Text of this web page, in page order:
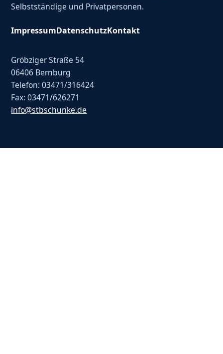
Selbstständige und Privatpersonen.
ImpressumDatenschutzKontakt
Gröbziger Straße 54
06406 Bernburg
Telefon: 03471/316424
Fax: 03471/626271
info@stbschunke.de